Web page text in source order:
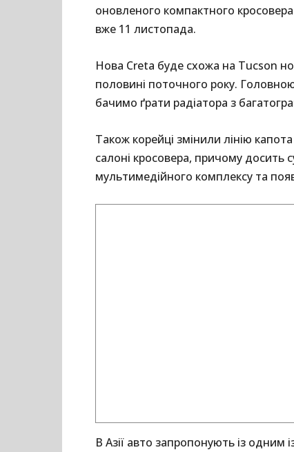
оновленого компактного
вже 11 листопада.
Нова Creta буде схожа на Tucson
половині поточного року.
бачимо ґрати радіатора з
Також корейці змінили лінію
салоні кросовера, причому досить
мультимедійного комплексу та
В Азії авто запропонують із одним